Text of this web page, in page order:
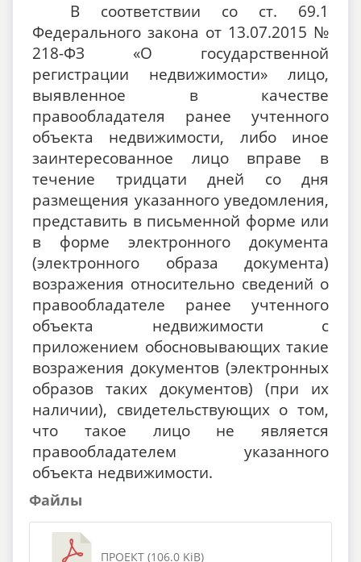
В соответствии со ст. 69.1
Федерального закона от 13.07.2015 №
218-ФЗ «О государственной
регистрации недвижимости» лицо,
выявленное в качестве
правообладателя ранее учтенного
объекта недвижимости, либо иное
заинтересованное лицо вправе в
течение тридцати дней со дня
размещения указанного уведомления,
представить в письменной форме или
в форме электронного документа
(электронного образа документа)
возражения относительно сведений о
правообладателе ранее учтенного
объекта недвижимости с
приложением обосновывающих такие
возражения документов (электронных
образов таких документов) (при их
наличии), свидетельствующих о том,
что такое лицо не является
правообладателем указанного
объекта недвижимости.
Файлы
ПРОЕКТ (106.0 KiB)